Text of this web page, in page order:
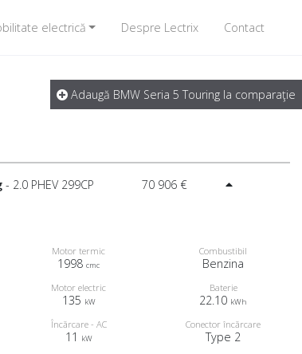
electrică Despre Lectrix Contact
Adaugă BMW Seria 5 Touring la comparaţie
- 2.0 PHEV 299CP
70 906 €
Motor termic
1998 cmc
Combustibil
Benzina
Motor electric
135 kW
Baterie
22.10 kWh
Încărcare - AC
11 kW
Conector încărcare
Type 2